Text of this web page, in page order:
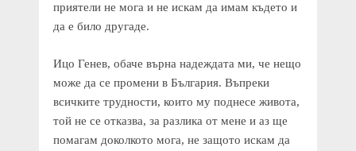
приятели не мога и не искам да имам където и
да е било другаде.
Ицо Генев, обаче върна надеждата ми, че нещо
може да се промени в България. Въпреки
всичките трудности, които му поднесе живота,
той не се отказва, за разлика от мене и аз ще
помагам доколкото мога, не защото искам да